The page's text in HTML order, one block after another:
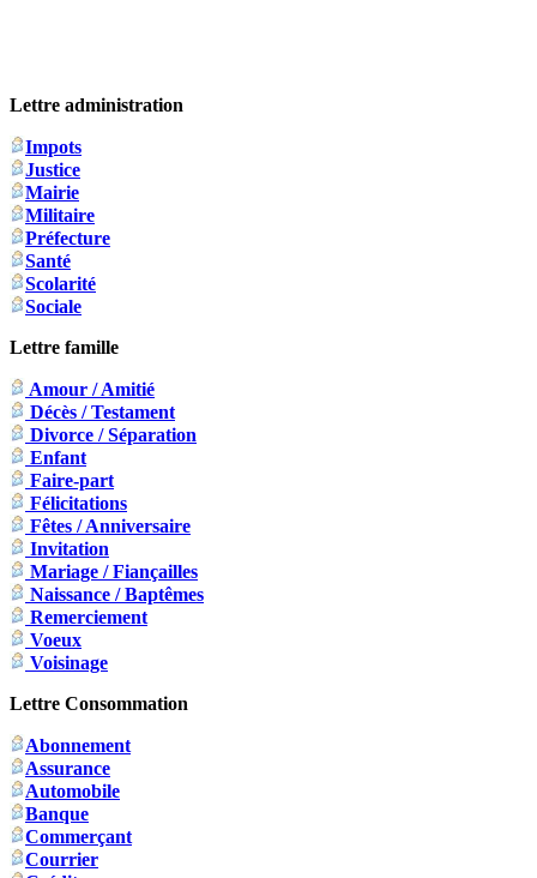
Lettre administration
Impots
Justice
Mairie
Militaire
Préfecture
Santé
Scolarité
Sociale
Lettre famille
Amour / Amitié
Décès / Testament
Divorce / Séparation
Enfant
Faire-part
Félicitations
Fêtes / Anniversaire
Invitation
Mariage / Fiançailles
Naissance / Baptêmes
Remerciement
Voeux
Voisinage
Lettre Consommation
Abonnement
Assurance
Automobile
Banque
Commerçant
Courrier